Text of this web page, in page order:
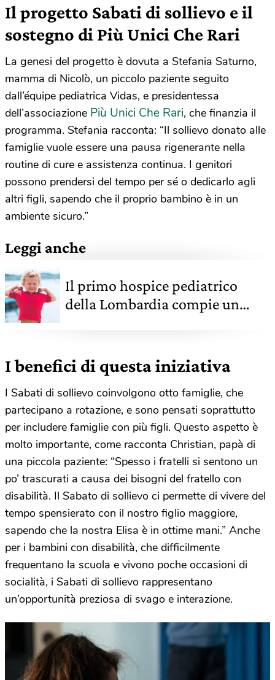
Il progetto Sabati di sollievo e il
sostegno di Più Unici Che Rari
La genesi del progetto è dovuta a Stefania Saturno,
mamma di Nicolò, un piccolo paziente seguito
dall’équipe pediatrica Vidas, e presidentessa
dell’associazione Più Unici Che Rari, che finanzia il
programma. Stefania racconta: “Il sollievo donato alle
famiglie vuole essere una pausa rigenerante nella
routine di cure e assistenza continua. I genitori
possono prendersi del tempo per sé o dedicarlo agli
altri figli, sapendo che il proprio bambino è in un
ambiente sicuro.”
Leggi anche
Il primo hospice pediatrico
della Lombardia compie un
I benefici di questa iniziativa
I Sabati di sollievo coinvolgono otto famiglie, che
partecipano a rotazione, e sono pensati soprattutto
per includere famiglie con più figli. Questo aspetto è
molto importante, come racconta Christian, papà di
una piccola paziente: “Spesso i fratelli si sentono un
po’ trascurati a causa dei bisogni del fratello con
disabilità. Il Sabato di sollievo ci permette di vivere del
tempo spensierato con il nostro figlio maggiore,
sapendo che la nostra Elisa è in ottime mani.” Anche
per i bambini con disabilità, che difficilmente
frequentano la scuola e vivono poche occasioni di
socialità, i Sabati di sollievo rappresentano
un’opportunità preziosa di svago e interazione.